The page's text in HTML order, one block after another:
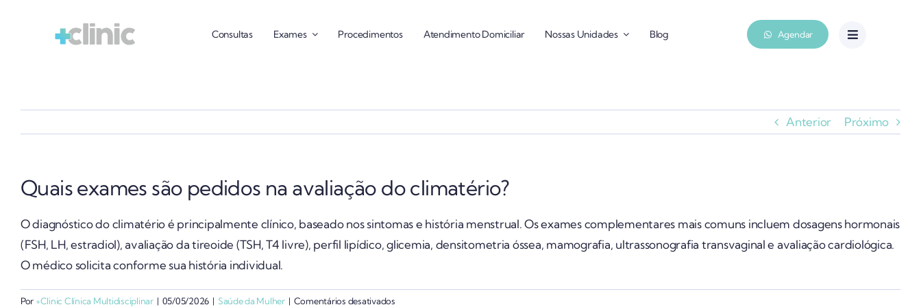
Consultas Exames Procedimentos Atendimento Domiciliar Nossas Unidades Blog Agendar
Anterior Próximo
Quais exames são pedidos na avaliação do climatério?
O diagnóstico do climatério é principalmente clínico, baseado nos sintomas e história menstrual. Os exames complementares mais comuns incluem dosagens hormonais
(FSH, LH, estradiol), avaliação da tireoide (TSH, T4 livre), perfil lipídico, glicemia, densitometria óssea, mamografia, ultrassonografia transvaginal e avaliação cardiológica.
O médico solicita conforme sua história individual.
Por +Clinic Clínica Multidisciplinar | 05/05/2026 | Saúde da Mulher | Comentários desativadosem